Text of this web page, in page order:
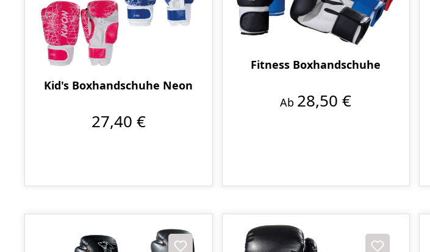
Kid's Boxhandschuhe Neon
27,40 €
Fitness Boxhandschuhe
Ab 28,50 €